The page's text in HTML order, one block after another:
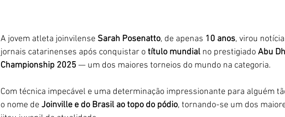
A jovem atleta joinvilense Sarah Posenatto, de apenas 10 anos, virou
jornais catarinenses após conquistar o título mundial no prestigiado Abu
Championship 2025 — um dos maiores torneios do mundo na categoria.
Com técnica impecável e uma determinação impressionante para alguém
o nome de Joinville e do Brasil ao topo do pódio, tornando-se um dos